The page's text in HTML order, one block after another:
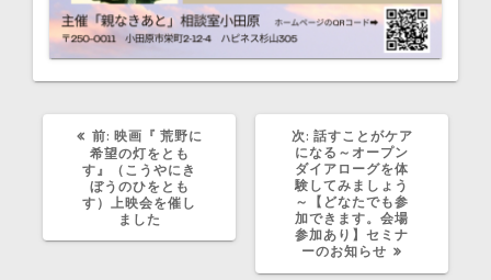
前: 過
去
の
投
稿:
映画『 荒野に
希望の灯をとも
す』（こうやにき
ぼうのひをとも
す）上映会を催し
ました
次: 次
の
投
稿:
話すことがケア
になる～オープン
ダイアローグを体
験してみましょう
～【どなたでも参
加できます。会場
参加あり】セミナ
ーのお知らせ